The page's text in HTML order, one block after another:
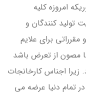
امروزه کلیه
تولید کنندگان و
برای علایم
مصون از تعرض باشد
زیرا اجناس کارخانجات
تمام دنیا عرضه می